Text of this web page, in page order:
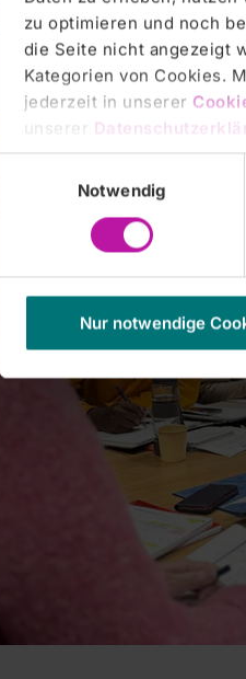
zu optimieren und noch
die Seite nicht angezeigt
Kategorien von Cookies.
jederzeit in unserer
unserer
Notwendig
Nur notwendige
und Pflegern arbeitet.
erfolgreich